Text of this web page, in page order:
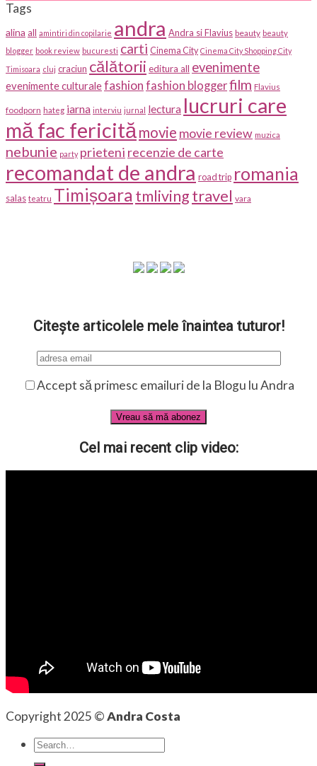
Tags
alina all amintiri din copilarie andra Andra si Flavius beauty beauty
blogger book review bucuresti carti Cinema City Cinema City Shopping City
Timisoara cluj craciun călătorii editura all evenimente
evenimente culturalefashion fashion bloggerfilm Flavius
foodporn hateg iarna interviu jurnal lectura lucruri care
mă fac fericitămovie movie review muzica
nebunie party prieteni recenzie de carte
recomandat de andra road trip romania
salas teatru Timișoara tmlivingtravel vara
Citește articolele mele înaintea tuturor!
Accept să primesc emailuri de la Blogu lu Andra
Cel mai recent clip video:
Copyright 2025 ©Andra Costa